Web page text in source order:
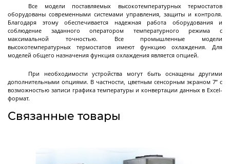
Декантерные центрифуги во
взрывозащищенном исполнении
Трикантерные центрифуги для разделения
трех-фазных смесей
Малые декантеры
оборудование
Ректификационные колонны периодического
Все модели поставляемых высокотемпературных термостатов
оборудованы современными системами управления, защиты и контроля.
Благодаря этому обеспечивается надежная работа оборудования и
соблюдение заданного оператором температурного режима с
максимальной точностью. Все промышленные модели
высокотемпературных термостатов имеют функцию охлаждения. Для
моделей общего назначения функция охлаждения является опцией.
При необходимости устройства могут быть оснащены другими
дополнительными опциями. В частности, цветным сенсорным экраном 7” с
возможностью записи графика температуры и конвертации данных в Excel-
формат.
Связанные товары